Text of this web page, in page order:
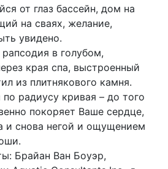
от глаз бассейн, дом на
на сваях, желание,
увидено.
в голубом,
края спа, выстроенный
из плитнякового камня.
радиусу кривая – до того
покоряет Ваше сердце,
и снова негой и ощущением
Брайан Ван Боуэр,